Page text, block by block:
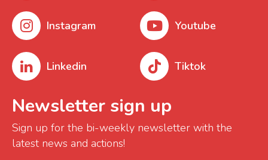
Instagram
Linkedin
Youtube
Tiktok
Newsletter sign up
Sign up for the bi-weekly newsletter with the
latest news and actions!